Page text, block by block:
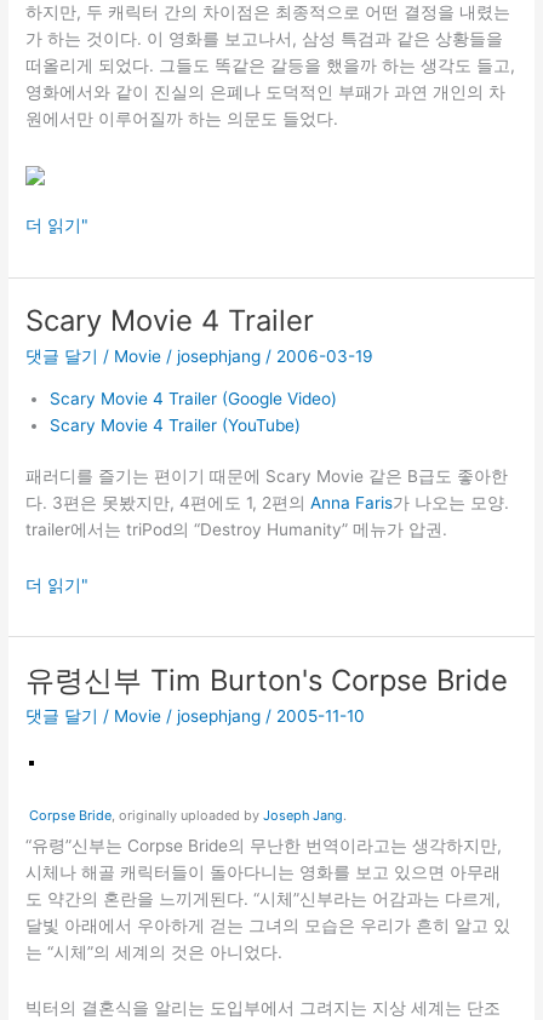
하지만, 두 캐릭터 간의 차이점은 최종적으로 어떤 결정을 내렸는
가 하는 것이다. 이 영화를 보고나서, 삼성 특검과 같은 상황들을
떠올리게 되었다. 그들도 똑같은 갈등을 했을까 하는 생각도 들고,
영화에서와 같이 진실의 은폐나 도덕적인 부패가 과연 개인의 차
원에서만 이루어질까 하는 의문도 들었다.
Michael
더 읽기"
Scary Movie 4 Trailer
댓글 달기 / Movie /josephjang / 2006-03-19
Scary Movie 4 Trailer (Google Video)
Scary Movie 4 Trailer (YouTube)
패러디를 즐기는 편이기 때문에 Scary Movie 같은 B급도 좋아한
다. 3편은 못봤지만, 4편에도 1, 2편의Anna Faris가 나오는 모양.
trailer에서는 triPod의 “Destroy Humanity” 메뉴가 압권.
Scary
4
더 읽기"
유령신부 Tim Burton's Corpse Bride
댓글 달기 / Movie /josephjang / 2005-11-10
Corpse Bride, originally uploaded byJoseph Jang.
“유령”신부는 Corpse Bride의 무난한 번역이라고는 생각하지만,
시체나 해골 캐릭터들이 돌아다니는 영화를 보고 있으면 아무래
도 약간의 혼란을 느끼게된다. “시체”신부라는 어감과는 다르게,
달빛 아래에서 우아하게 걷는 그녀의 모습은 우리가 흔히 알고 있
는 “시체”의 세계의 것은 아니었다.
빅터의 결혼식을 알리는 도입부에서 그려지는 지상 세계는 단조